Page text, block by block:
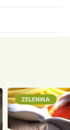
ZELENINA